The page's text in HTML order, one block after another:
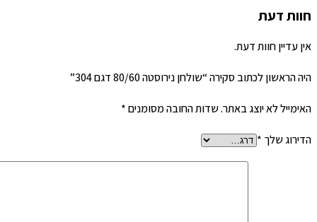
חוות דעת
אין עדיין חוות דעת.
היה הראשון לכתוב סקירה “שולחן נירוסטה 80/60 דגם 304”
האימייל לא יוצג באתר.שדות החובה מסומנים*
הדירוג שלך*